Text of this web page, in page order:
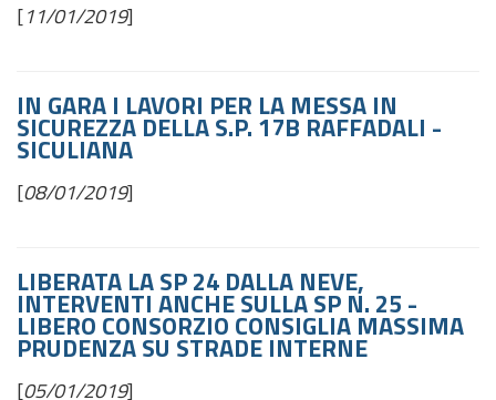
[11/01/2019]
IN GARA I LAVORI PER LA MESSA IN
SICUREZZA DELLA S.P. 17B RAFFADALI -
SICULIANA
[08/01/2019]
LIBERATA LA SP 24 DALLA NEVE,
INTERVENTI ANCHE SULLA SP N. 25 -
LIBERO CONSORZIO CONSIGLIA MASSIMA
PRUDENZA SU STRADE INTERNE
[05/01/2019]